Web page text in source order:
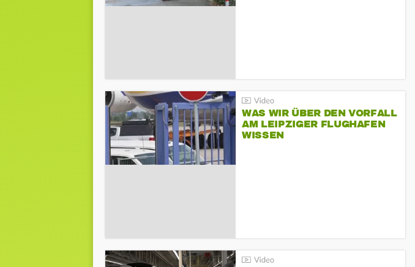
WAS WIR ÜBER DEN VORFALL
AM LEIPZIGER FLUGHAFEN
WISSEN